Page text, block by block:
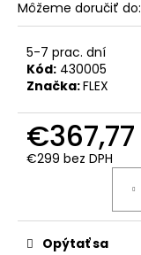
Môžeme doručiť do:
5-7 prac. dní
Kód: 430005
Značka:FLEX
€367,77
€299 bez DPH
Opýtať sa
20-
11
125-
EC
230/CEE
FLEX
20-
125-
EC
2000
W